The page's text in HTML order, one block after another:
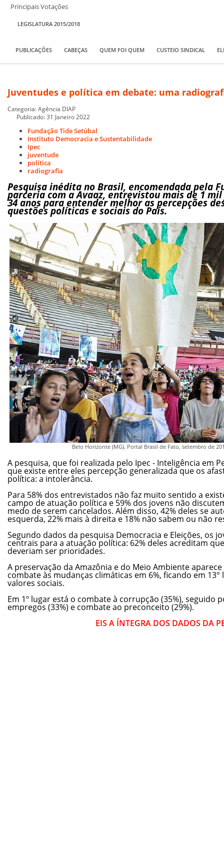
Principais Votações
LEGISLATURA 2015/2018
PUBLICAÇÕES CABEÇAS QUEM FOI QUEM CUSTEIO SINDICAL
Juventudes e política em debate: uma
Categoria:Agência DIAP
Publicado: 31 Janeiro 2022
Fundação Tide Setúbal
Instituto Democracia e Sustentabilidade
Ipec
juventude
política
radiografia
Pesquisa inédita no Brasil, encomendada pela
parceria com a Avaaz, entrevistou mais de 1
34 anos para entender melhor as percepções
questões políticas e sociais do País.
Belo Horizonte (MG). Portal Brasil de Fato, setembro de
A pesquisa, que foi realizada pelo Ipec - Inteligência em
que existe entre eles percepção generalizada que os
política: a intolerância.
Para 58% dos entrevistados não faz muito sentido a
campo de atuação política e 59% dos jovens não
medo de serem cancelados. Além disso, 42% deles se
esquerda, 22% mais à direita e 18% não sabem ou não
Segundo dados da pesquisa Democracia e Eleições, os
centrais para a atuação política: 62% deles acreditam
deveriam ser prioridades.
A preservação da Amazônia e do Meio Ambiente
combate às mudanças climáticas em 6%, ficando em
valores sociais.
Em 1º lugar está o combate à corrupção (35%), seguido
empregos (33%) e combate ao preconceito (29%).
EIS A ÍNTEGRA DOS DADOS DA